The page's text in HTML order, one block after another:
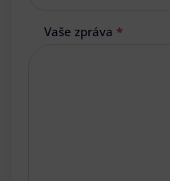
Vaše zpráva *